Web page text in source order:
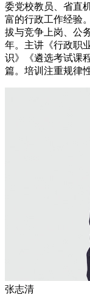
委党校教员、省直
富的行政工作经验
拔与竞争上岗、公
年。主讲《行政职
识》《遴选考试课
篇。培训注重规律
张志清